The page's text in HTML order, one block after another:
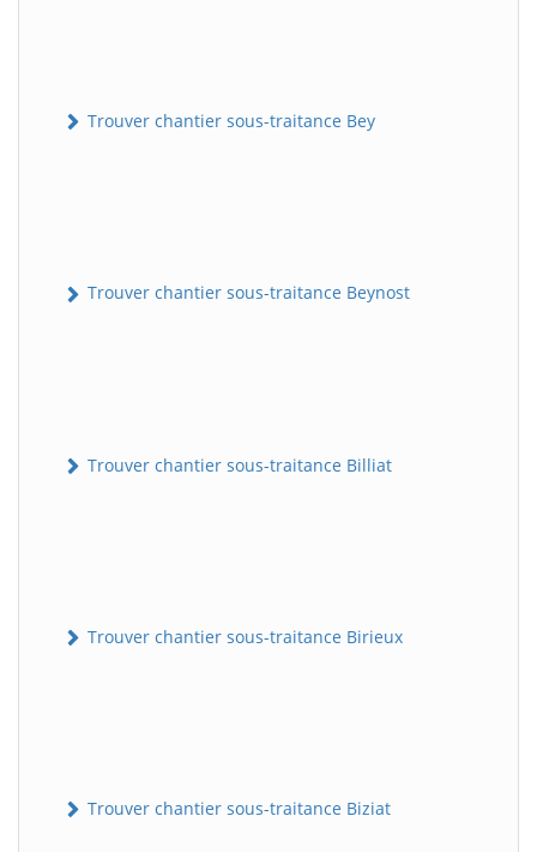
Trouver chantier sous-traitance Bey
Trouver chantier sous-traitance Beynost
Trouver chantier sous-traitance Billiat
Trouver chantier sous-traitance Birieux
Trouver chantier sous-traitance Biziat